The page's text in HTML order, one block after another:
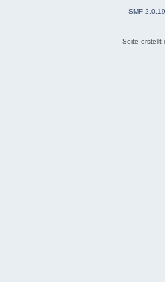
SMF 2.0.19
Seite erstellt